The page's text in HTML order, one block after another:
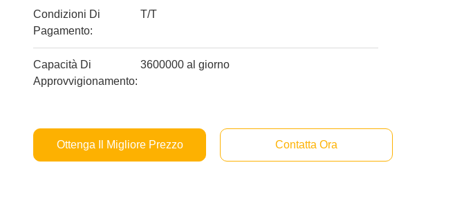
Condizioni Di
Pagamento:
T/T
Capacità Di
Approvvigionamento:
3600000 al giorno
Ottenga Il Migliore Prezzo Contatta Ora